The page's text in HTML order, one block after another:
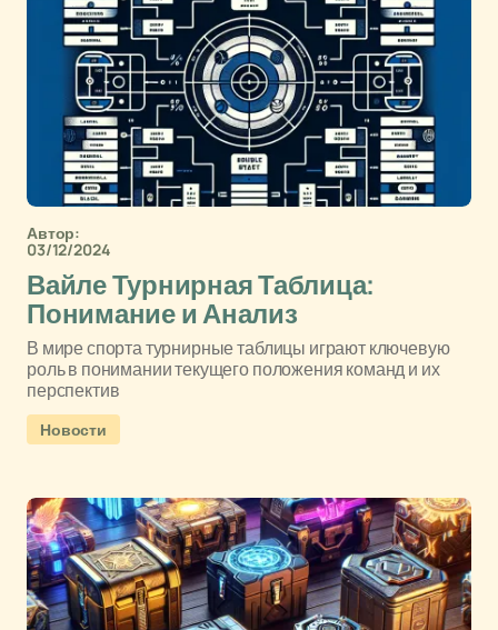
Автор:
03/12/2024
Вайле Турнирная Таблица:
Понимание и Анализ
В мире спорта турнирные таблицы играют ключевую
роль в понимании текущего положения команд и их
перспектив
Новости